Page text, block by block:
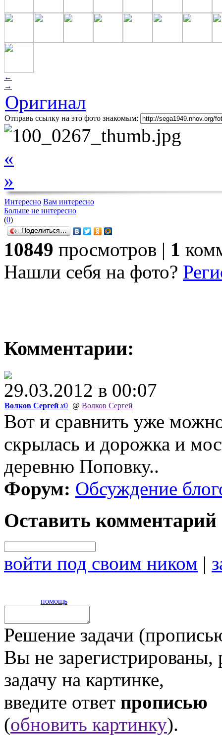
←
→
Оригинал
Отправь ссылку на это фото знакомым:
«
»
Интересно Вам интересно
Больше не интересно
(0)
Поделиться…
10849 просмотров | 1
Нашли себя на фото?
Комментарии:
29.03.2012 в 00:07
Волков Сергей x0 @ Волков Сергей
Вот и сравнить уже
скрылась и дорожка и
деревню Поповку..
Форум: Обсуждение
Оставить комментарий
войти под своим ником |
помощь
Решение задачи
Вы не
задачу на картинке,
введите ответ прописью
(обновить картинку).